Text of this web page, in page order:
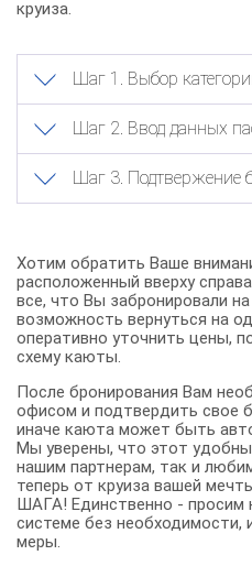
круиза.
Шаг 1. Выбор
Шаг 2. Ввод данных
Шаг 3. Подтвержение
Хотим обратить Ваше
расположенный вверху
все, что Вы забронировали
возможность вернуться на
оперативно уточнить цены,
схему каюты.
После бронирования Вам
офисом и подтвердить свое
иначе каюта может быть
Мы уверены, что этот
нашим партнерам, так и
теперь от круиза вашей
ШАГА! Единственно - просим
системе без необходимости,
меры.